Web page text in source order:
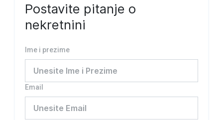
Postavite pitanje o
nekretnini
Ime i prezime
Email